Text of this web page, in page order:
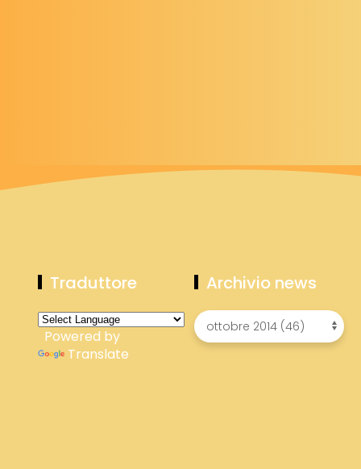
Traduttore
Powered by
Translate
Archivio news